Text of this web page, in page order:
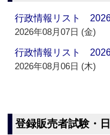
行政情報リスト
2026年08月07日 (金)
行政情報リスト
2026年08月06日 (木)
登録販売者試験・